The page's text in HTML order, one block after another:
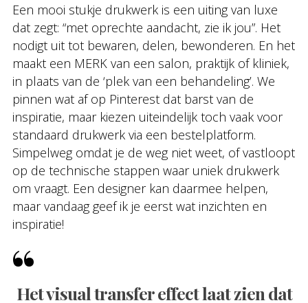
Een mooi stukje drukwerk is een uiting van luxe
dat zegt: “met oprechte aandacht, zie ik jou”. Het
nodigt uit tot bewaren, delen, bewonderen. En het
maakt een MERK van een salon, praktijk of kliniek,
in plaats van de ‘plek van een behandeling’. We
pinnen wat af op Pinterest dat barst van de
inspiratie, maar kiezen uiteindelijk toch vaak voor
standaard drukwerk via een bestelplatform.
Simpelweg omdat je de weg niet weet, of vastloopt
op de technische stappen waar uniek drukwerk
om vraagt. Een designer kan daarmee helpen,
maar vandaag geef ik je eerst wat inzichten en
inspiratie!
Het visual transfer effect laat zien dat